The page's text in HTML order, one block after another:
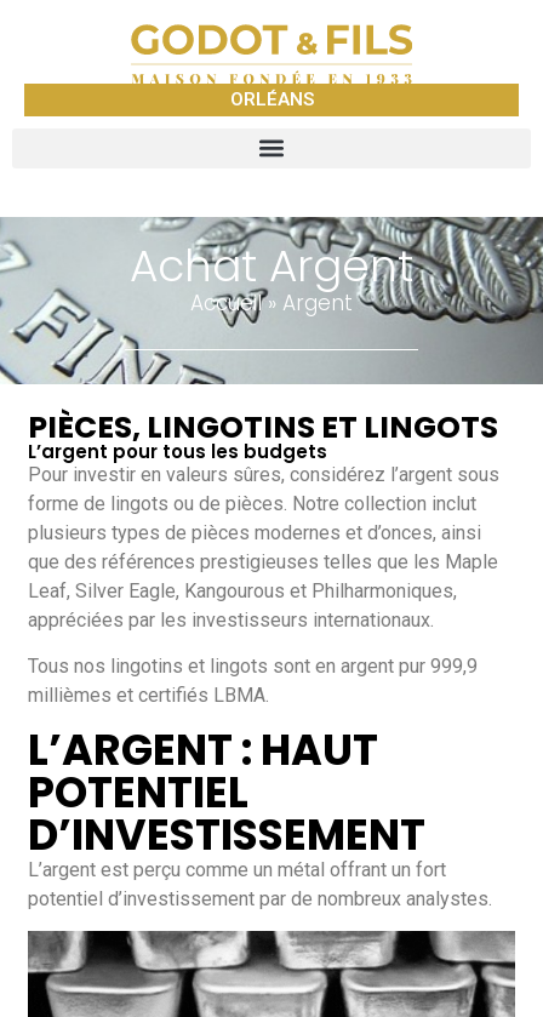
ORLÉANS
Achat Argent
Accueil» Argent
PIÈCES, LINGOTINS ET LINGOTS
L’argent pour tous les budgets
Pour investir en valeurs sûres, considérez l’argent sous
forme de lingots ou de pièces. Notre collection inclut
plusieurs types de pièces modernes et d’onces, ainsi
que des références prestigieuses telles que les Maple
Leaf, Silver Eagle, Kangourous et Philharmoniques,
appréciées par les investisseurs internationaux.
Tous nos lingotins et lingots sont en argent pur 999,9
millièmes et certifiés LBMA.
L’ARGENT : HAUT
POTENTIEL
D’INVESTISSEMENT
L’argent est perçu comme un métal offrant un fort
potentiel d’investissement par de nombreux analystes.